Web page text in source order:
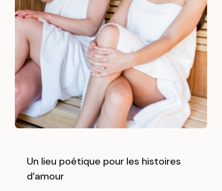
Un lieu poétique pour les histoires
d’amour